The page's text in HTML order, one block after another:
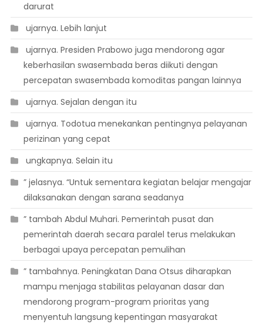
darurat
 ujarnya. Lebih lanjut
 ujarnya. Presiden Prabowo juga mendorong agar
keberhasilan swasembada beras diikuti dengan
percepatan swasembada komoditas pangan lainnya
 ujarnya. Sejalan dengan itu
 ujarnya. Todotua menekankan pentingnya pelayanan
perizinan yang cepat
 ungkapnya. Selain itu
” jelasnya. “Untuk sementara kegiatan belajar mengajar
dilaksanakan dengan sarana seadanya
” tambah Abdul Muhari. Pemerintah pusat dan
pemerintah daerah secara paralel terus melakukan
berbagai upaya percepatan pemulihan
” tambahnya. Peningkatan Dana Otsus diharapkan
mampu menjaga stabilitas pelayanan dasar dan
mendorong program-program prioritas yang
menyentuh langsung kepentingan masyarakat